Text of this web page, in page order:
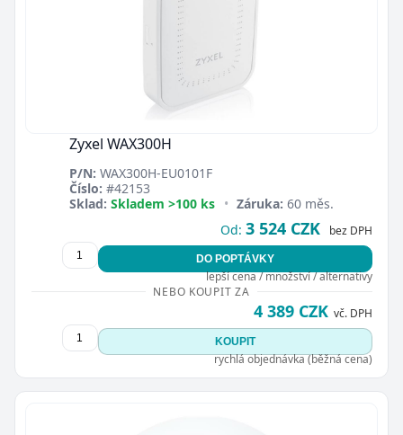
Zyxel WAX300H
P/N: WAX300H-EU0101F
Číslo: #42153
Sklad: Skladem >100 ks • Záruka: 60 měs.
Od: 3 524 CZK bez DPH
DO POPTÁVKY
lepší cena / množství / alternativy
NEBO KOUPIT ZA
4 389 CZK vč. DPH
KOUPIT
rychlá objednávka (běžná cena)